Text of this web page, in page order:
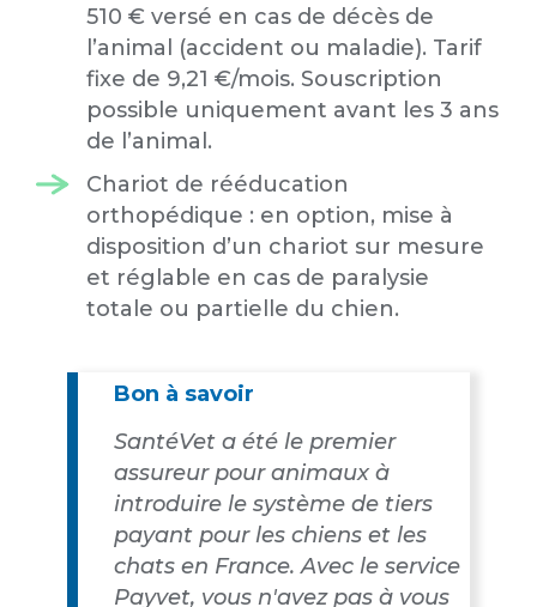
510 € versé en cas de décès de
l’animal (accident ou maladie). Tarif
fixe de 9,21 €/mois. Souscription
possible uniquement avant les 3 ans
de l’animal.
Chariot de rééducation
orthopédique : en option, mise à
disposition d’un chariot sur mesure
et réglable en cas de paralysie
totale ou partielle du chien.
Bon à savoir
SantéVet a été le premier
assureur pour animaux à
introduire le système de tiers
payant pour les chiens et les
chats en France. Avec le service
Payvet, vous n'avez pas à vous